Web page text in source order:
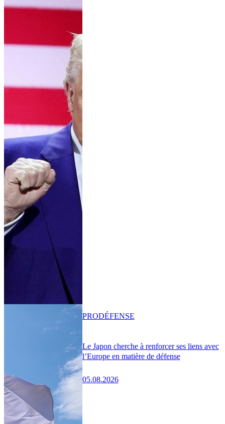
Le Japon cherche à renforcer ses liens avec
l’Europe en matière de défense
05.08.2026
PRODÉFENSE